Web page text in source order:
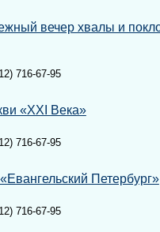
вечер хвалы и
716-67-95
«XXI Века»
716-67-95
Петербург»
716-67-95